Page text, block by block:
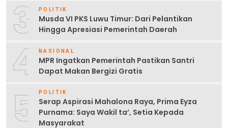
3 POLITIK
Musda VI PKS Luwu Timur: Dari Pelantikan
Hingga Apresiasi Pemerintah Daerah
4 NASIONAL
MPR Ingatkan Pemerintah Pastikan Santri
Dapat Makan Bergizi Gratis
5 POLITIK
Serap Aspirasi Mahalona Raya, Prima Eyza
Purnama: Saya Wakil ta’, Setia Kepada
Masyarakat